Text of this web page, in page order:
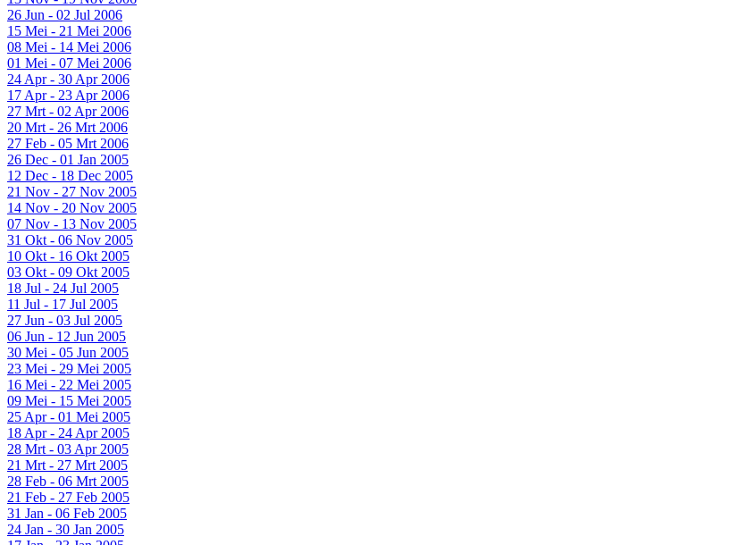
26 Jun - 02 Jul 2006
15 Mei - 21 Mei 2006
08 Mei - 14 Mei 2006
01 Mei - 07 Mei 2006
24 Apr - 30 Apr 2006
17 Apr - 23 Apr 2006
27 Mrt - 02 Apr 2006
20 Mrt - 26 Mrt 2006
27 Feb - 05 Mrt 2006
26 Dec - 01 Jan 2005
12 Dec - 18 Dec 2005
21 Nov - 27 Nov 2005
14 Nov - 20 Nov 2005
07 Nov - 13 Nov 2005
31 Okt - 06 Nov 2005
10 Okt - 16 Okt 2005
03 Okt - 09 Okt 2005
18 Jul - 24 Jul 2005
11 Jul - 17 Jul 2005
27 Jun - 03 Jul 2005
06 Jun - 12 Jun 2005
30 Mei - 05 Jun 2005
23 Mei - 29 Mei 2005
16 Mei - 22 Mei 2005
09 Mei - 15 Mei 2005
25 Apr - 01 Mei 2005
18 Apr - 24 Apr 2005
28 Mrt - 03 Apr 2005
21 Mrt - 27 Mrt 2005
28 Feb - 06 Mrt 2005
21 Feb - 27 Feb 2005
31 Jan - 06 Feb 2005
24 Jan - 30 Jan 2005